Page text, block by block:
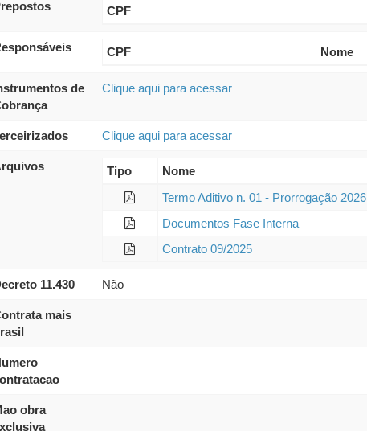
CPF
CPF Nome
de
Clique aqui para acessar
Clique aqui para acessar
Tipo Nome
Termo Aditivo n. 01 - Prorrogação 2026
Documentos Fase Interna
Contrato 09/2025
11.430 Não
mais
obra